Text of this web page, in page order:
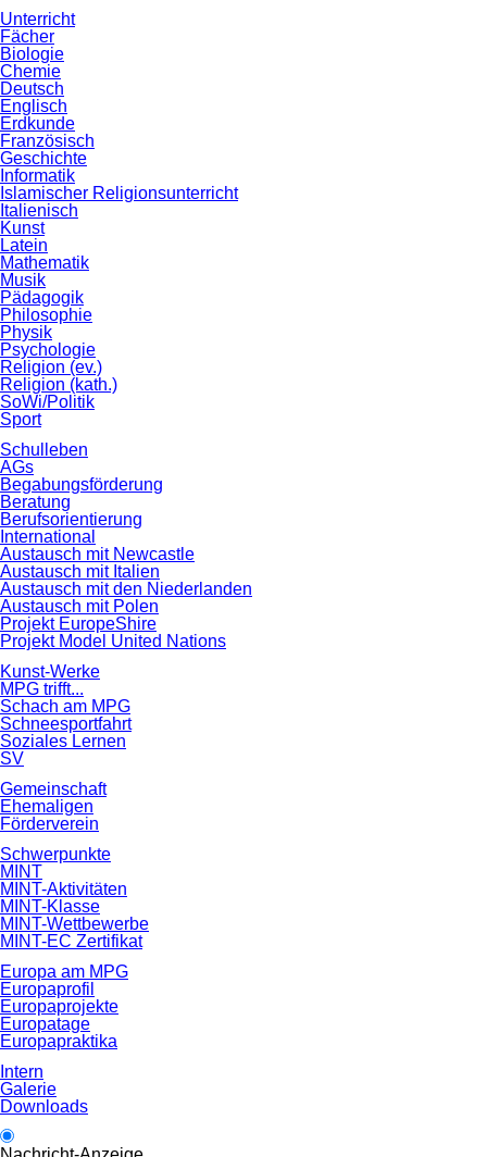
Unterricht
Fächer
Biologie
Chemie
Deutsch
Englisch
Erdkunde
Französisch
Geschichte
Informatik
Islamischer Religionsunterricht
Italienisch
Kunst
Latein
Mathematik
Musik
Pädagogik
Philosophie
Physik
Psychologie
Religion (ev.)
Religion (kath.)
SoWi/Politik
Sport
Schulleben
AGs
Begabungsförderung
Beratung
Berufsorientierung
International
Austausch mit Newcastle
Austausch mit Italien
Austausch mit den Niederlanden
Austausch mit Polen
Projekt EuropeShire
Projekt Model United Nations
Kunst-Werke
MPG trifft...
Schach am MPG
Schneesportfahrt
Soziales Lernen
SV
Gemeinschaft
Ehemaligen
Förderverein
Schwerpunkte
MINT
MINT-Aktivitäten
MINT-Klasse
MINT-Wettbewerbe
MINT-EC Zertifikat
Europa am MPG
Europaprofil
Europaprojekte
Europatage
Europapraktika
Intern
Galerie
Downloads